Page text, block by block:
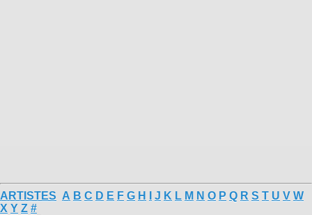
ARTISTES A B C D E F G H J K L M N O P Q R S T U V W
X Y Z #